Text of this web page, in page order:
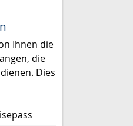
Ihnen die
die
Dies